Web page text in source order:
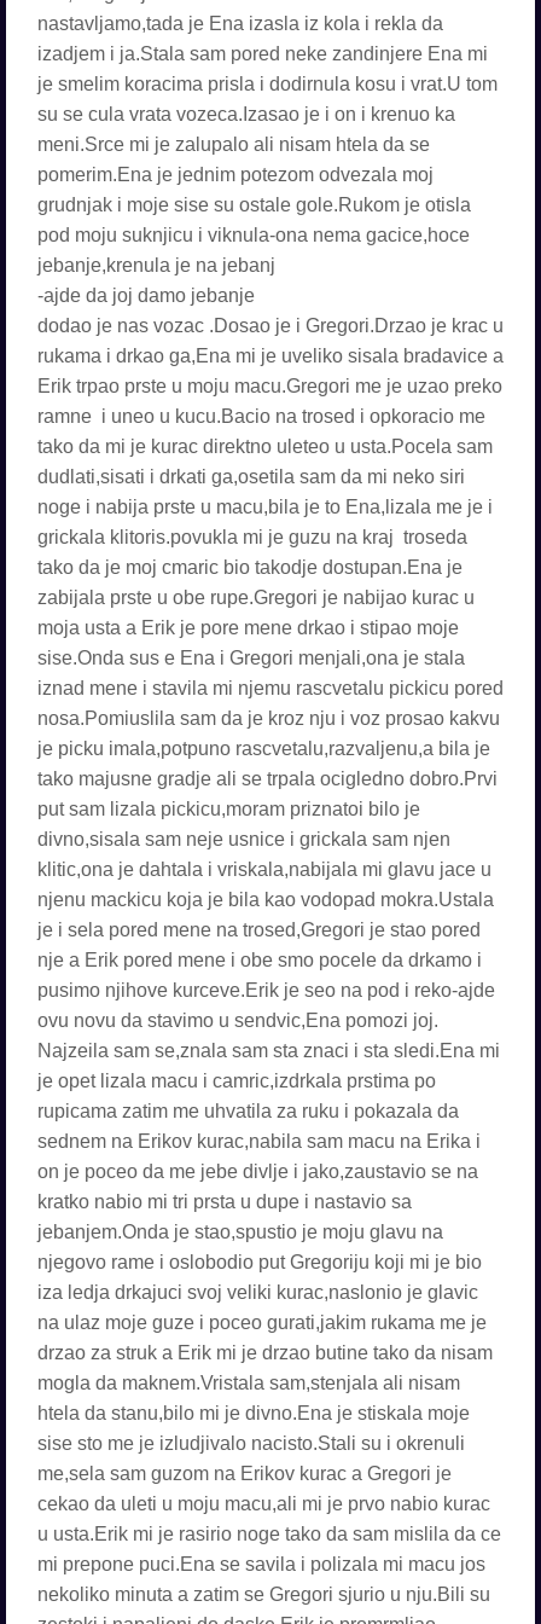
nastavljamo,tada je Ena izasla iz kola i rekla da
izadjem i ja.Stala sam pored neke zandinjere Ena mi
je smelim koracima prisla i dodirnula kosu i vrat.U tom
su se cula vrata vozeca.Izasao je i on i krenuo ka
meni.Srce mi je zalupalo ali nisam htela da se
pomerim.Ena je jednim potezom odvezala moj
grudnjak i moje sise su ostale gole.Rukom je otisla
pod moju suknjicu i viknula-ona nema gacice,hoce
jebanje,krenula je na jebanj
-ajde da joj damo jebanje
dodao je nas vozac .Dosao je i Gregori.Drzao je krac u
rukama i drkao ga,Ena mi je uveliko sisala bradavice a
Erik trpao prste u moju macu.Gregori me je uzao preko
ramne i uneo u kucu.Bacio na trosed i opkoracio me
tako da mi je kurac direktno uleteo u usta.Pocela sam
dudlati,sisati i drkati ga,osetila sam da mi neko siri
noge i nabija prste u macu,bila je to Ena,lizala me je i
grickala klitoris.povukla mi je guzu na kraj troseda
tako da je moj cmaric bio takodje dostupan.Ena je
zabijala prste u obe rupe.Gregori je nabijao kurac u
moja usta a Erik je pore mene drkao i stipao moje
sise.Onda sus e Ena i Gregori menjali,ona je stala
iznad mene i stavila mi njemu rascvetalu pickicu pored
nosa.Pomiuslila sam da je kroz nju i voz prosao kakvu
je picku imala,potpuno rascvetalu,razvaljenu,a bila je
tako majusne gradje ali se trpala ocigledno dobro.Prvi
put sam lizala pickicu,moram priznatoi bilo je
divno,sisala sam neje usnice i grickala sam njen
klitic,ona je dahtala i vriskala,nabijala mi glavu jace u
njenu mackicu koja je bila kao vodopad mokra.Ustala
je i sela pored mene na trosed,Gregori je stao pored
nje a Erik pored mene i obe smo pocele da drkamo i
pusimo njihove kurceve.Erik je seo na pod i reko-ajde
ovu novu da stavimo u sendvic,Ena pomozi joj.
Najzeila sam se,znala sam sta znaci i sta sledi.Ena mi
je opet lizala macu i camric,izdrkala prstima po
rupicama zatim me uhvatila za ruku i pokazala da
sednem na Erikov kurac,nabila sam macu na Erika i
on je poceo da me jebe divlje i jako,zaustavio se na
kratko nabio mi tri prsta u dupe i nastavio sa
jebanjem.Onda je stao,spustio je moju glavu na
njegovo rame i oslobodio put Gregoriju koji mi je bio
iza ledja drkajuci svoj veliki kurac,naslonio je glavic
na ulaz moje guze i poceo gurati,jakim rukama me je
drzao za struk a Erik mi je drzao butine tako da nisam
mogla da maknem.Vristala sam,stenjala ali nisam
htela da stanu,bilo mi je divno.Ena je stiskala moje
sise sto me je izludjivalo nacisto.Stali su i okrenuli
me,sela sam guzom na Erikov kurac a Gregori je
cekao da uleti u moju macu,ali mi je prvo nabio kurac
u usta.Erik mi je rasirio noge tako da sam mislila da ce
mi prepone puci.Ena se savila i polizala mi macu jos
nekoliko minuta a zatim se Gregori sjurio u nju.Bili su